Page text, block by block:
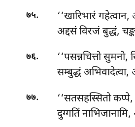
७५.
‘‘खारिभारं
अद्दसं विरजं बुद्धं,
७६.
‘‘पसन्नचित्तो
सम्बुद्धं
७७.
‘‘सतसहस्सितो
दुग्गतिं